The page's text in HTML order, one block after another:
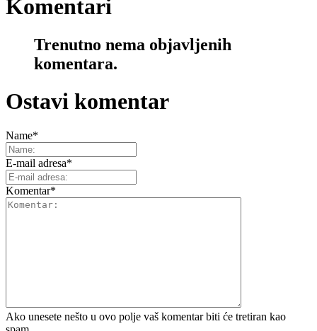
Komentari
Trenutno nema objavljenih
komentara.
Ostavi komentar
Name*
E-mail adresa*
Komentar*
Ako unesete nešto u ovo polje vaš komentar biti će tretiran kao